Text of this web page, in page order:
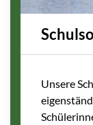
Unsere